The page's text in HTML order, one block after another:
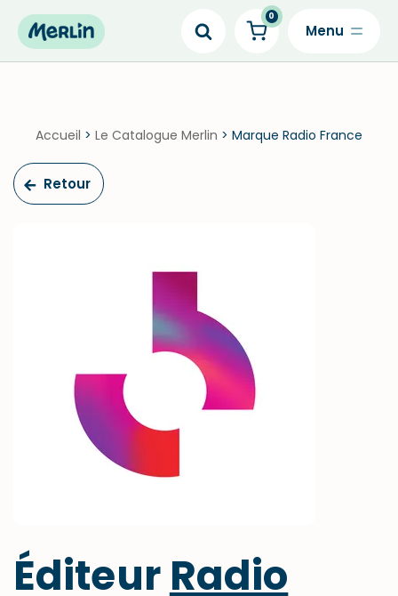
Skip
0
Accueil > Le Catalogue Merlin > Marque Radio France
Retour
Éditeur Radio